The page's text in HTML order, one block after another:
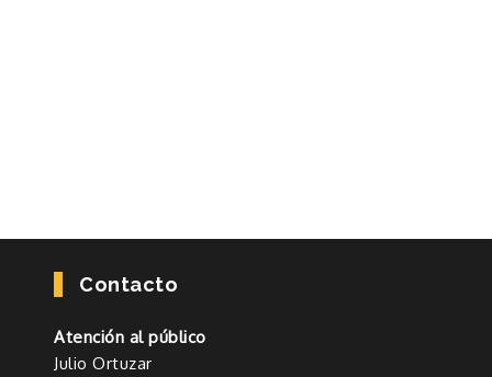
Contacto
Atención al público
Julio Ortuzar